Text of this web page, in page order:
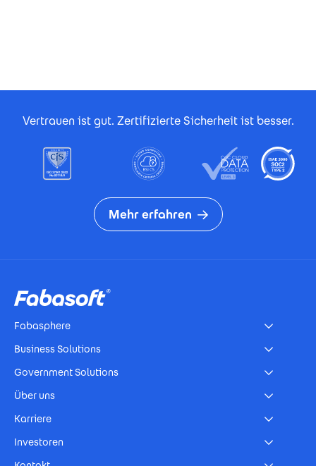
Vertrauen ist gut. Zertifizierte Sicherheit ist besser.
Mehr erfahren
Fabasphere
Business Solutions
Government Solutions
Über uns
Karriere
Investoren